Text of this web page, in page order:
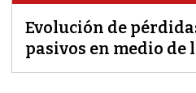
Evolución de
pasivos en medio de